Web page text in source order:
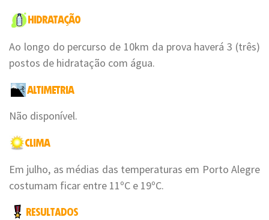
Ao longo do percurso de 10km da prova haverá 3 (três)
postos de hidratação com água.
Não disponível.
Em julho, as médias das temperaturas em Porto Alegre
costumam ficar entre 11ºC e 19ºC.